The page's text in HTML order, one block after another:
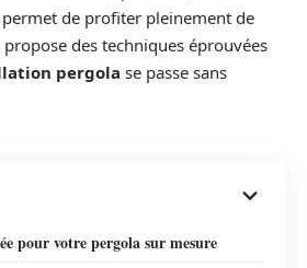
de profiter pleinement de
des techniques éprouvées
pergola se passe sans
pour votre pergola sur mesure